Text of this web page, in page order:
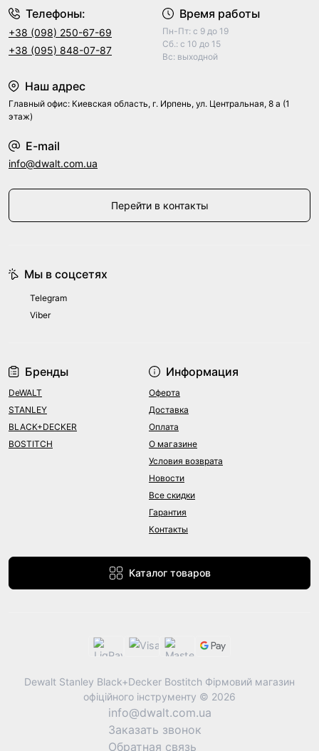
Телефоны:
+38 (098) 250-67-69
+38 (095) 848-07-87
Время работы
Пн-Пт: с 9 до 19
Сб.: с 10 до 15
Вс: выходной
Наш адрес
Главный офис: Киевская область, г. Ирпень, ул. Центральная, 8 а (1
этаж)
E-mail
info@dwalt.com.ua
Перейти в контакты
Бренды
DeWALT
STANLEY
BLACK+DECKER
BOSTITCH
Информация
Оферта
Доставка
Оплата
О магазине
Условия возврата
Новости
Все скидки
Гарантия
Контакты
Каталог товаров
Мы в соцсетях
Telegram
Viber
Dewalt Stanley Black+Decker Bostitch Фірмовий магазин
офіційного інструменту © 2026
info@dwalt.com.ua
Заказать звонок
Обратная связь